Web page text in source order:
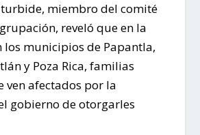
miembro del comité
reveló que en la
los municipios de Papantla,
y Poza Rica, familias
ven afectados por la
gobierno de otorgarles